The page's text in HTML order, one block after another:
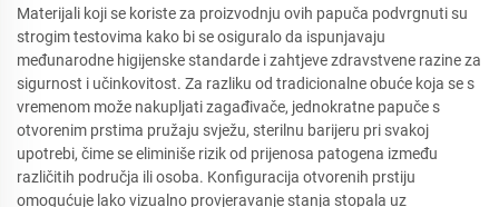
Materijali koji se koriste za proizvodnju ovih papuča podvrgnuti su
strogim testovima kako bi se osiguralo da ispunjavaju
međunarodne higijenske standarde i zahtjeve zdravstvene razine za
sigurnost i učinkovitost. Za razliku od tradicionalne obuće koja se s
vremenom može nakupljati zagađivače, jednokratne papuče s
otvorenim prstima pružaju svježu, sterilnu barijeru pri svakoj
upotrebi, čime se eliminiše rizik od prijenosa patogena između
različitih područja ili osoba. Konfiguracija otvorenih prstiju
omogućuje lako vizualno provjeravanje stanja stopala uz